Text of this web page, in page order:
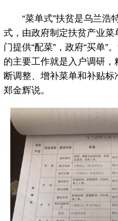
“菜单式”扶贫是乌兰浩
式，由政府制定扶贫产业菜
门提供“配菜”，政府“买单”
的主要工作就是入户调研
断调整、增补菜单和补贴标
郑金辉说。